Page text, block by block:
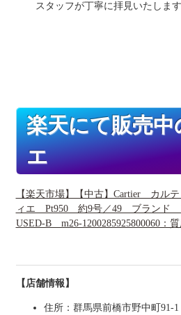
スタッフが丁寧に拝見いたします
楽天にて販売
エ
【楽天市場】【中古】Cartier カル
ィエ Pt950 約9号／49 ブランド
USED-B m26-1200285925800060：
【店舗情報】
住所：群馬県前橋市野中町91-1